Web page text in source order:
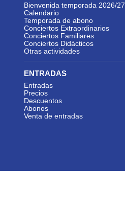
Bienvenida temporada 2026/27
Calendario
Temporada de abono
Conciertos Extraordinarios
Conciertos Familiares
Conciertos Didácticos
Otras actividades
ENTRADAS
Entradas
Precios
Descuentos
Abonos
Venta de entradas